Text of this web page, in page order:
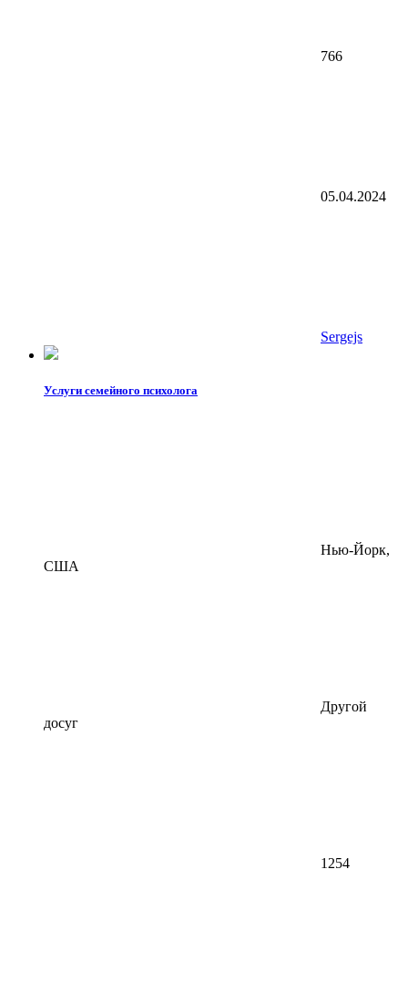
766
05.04.2024
Sergejs
Услуги семейного психолога
Нью-Йорк,
США
Другой
досуг
1254